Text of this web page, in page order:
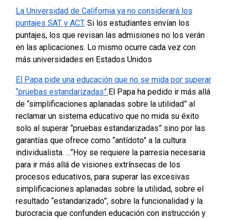
La Universidad de California ya no considerará los
puntajes SAT y ACT. Si los estudiantes envían los
puntajes, los que revisan las admisiones no los verán
en las aplicaciones. Lo mismo ocurre cada vez con
más universidades en Estados Unidos
El Papa pide una educación que no se mida por superar
“pruebas estandarizadas”.El Papa ha pedido ir más allá
de “simplificaciones aplanadas sobre la utilidad” al
reclamar un sistema educativo que no mida su éxito
solo al superar “pruebas estandarizadas” sino por las
garantías que ofrece como “antídoto” a la cultura
individualista. …“Hoy se requiere la parresia necesaria
para ir más allá de visiones extrínsecas de los
procesos educativos, para superar las excesivas
simplificaciones aplanadas sobre la utilidad, sobre el
resultado “estandarizado”, sobre la funcionalidad y la
burocracia que confunden educación con instrucción y